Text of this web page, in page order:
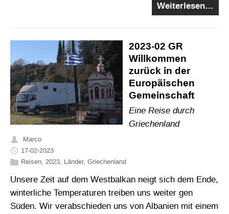
Weiterlesen…
2023-02 GR
Willkommen
zurück in der
Europäischen
Gemeinschaft
Eine Reise durch
Griechenland
Marco
17-02-2023
Reisen, 2023, Länder, Griechenland
Unsere Zeit auf dem Westbalkan neigt sich dem Ende,
winterliche Temperaturen treiben uns weiter gen
Süden. Wir verabschieden uns von Albanien mit einem